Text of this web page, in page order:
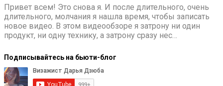
Привет всем! Это снова я. И после длительного, очень
длительного, молчания я нашла время, чтобы записать
новое видео. В этом видеообзоре я затрону ни один
продукт, ни одну технику, а затрону сразу нес…
Подписывайтесь на бьюти-блог